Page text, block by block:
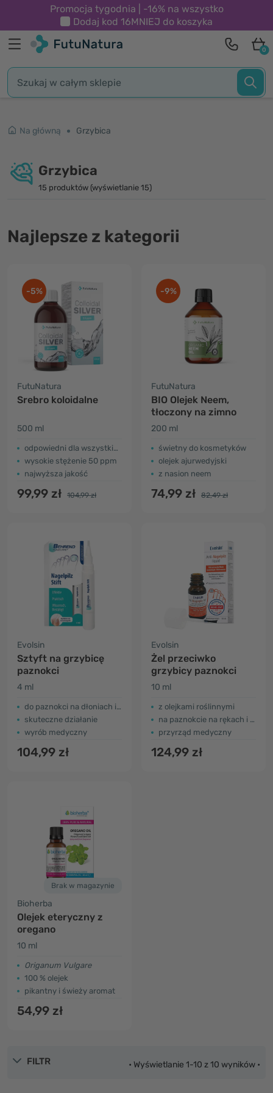
Promocja tygodnia | -16% na wszystko
Dodaj kod 16MNIEJ do koszyka
0
Na główną Grzybica
Grzybica
15 produktów (wyświetlanie 15)
Najlepsze z kategorii
-5%
FutuNatura
Srebro koloidalne
500 ml
odpowiedni dla wszystkich rodzajów skóry
wysokie stężenie 50 ppm
najwyższa jakość
99,99 zł 104,99 zł
-9%
FutuNatura
BIO Olejek Neem,
tłoczony na zimno
200 ml
świetny do kosmetyków
olejek ajurwedyjski
z nasion neem
74,99 zł 82,49 zł
Evolsin
Sztyft na grzybicę
paznokci
4 ml
do paznokci na dłoniach i stopach
skuteczne działanie
wyrób medyczny
104,99 zł
Evolsin
Żel przeciwko
grzybicy paznokci
10 ml
z olejkami roślinnymi
na paznokcie na rękach i stopach
przyrząd medyczny
124,99 zł
Brak w magazynie
Bioherba
Olejek eteryczny z
oregano
10 ml
Origanum Vulgare
100 % olejek
pikantny i świeży aromat
54,99 zł
FILTR • Wyświetlanie 1-10 z 10 wyników •